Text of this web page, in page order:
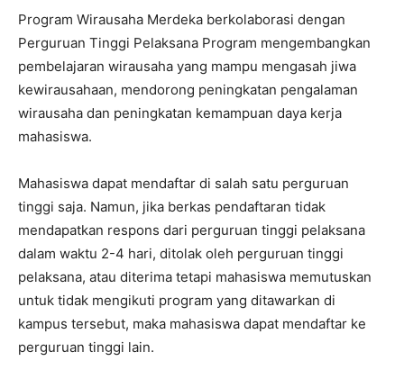
Program Wirausaha Merdeka berkolaborasi dengan
Perguruan Tinggi Pelaksana Program mengembangkan
pembelajaran wirausaha yang mampu mengasah jiwa
kewirausahaan, mendorong peningkatan pengalaman
wirausaha dan peningkatan kemampuan daya kerja
mahasiswa.
Mahasiswa dapat mendaftar di salah satu perguruan
tinggi saja. Namun, jika berkas pendaftaran tidak
mendapatkan respons dari perguruan tinggi pelaksana
dalam waktu 2-4 hari, ditolak oleh perguruan tinggi
pelaksana, atau diterima tetapi mahasiswa memutuskan
untuk tidak mengikuti program yang ditawarkan di
kampus tersebut, maka mahasiswa dapat mendaftar ke
perguruan tinggi lain.